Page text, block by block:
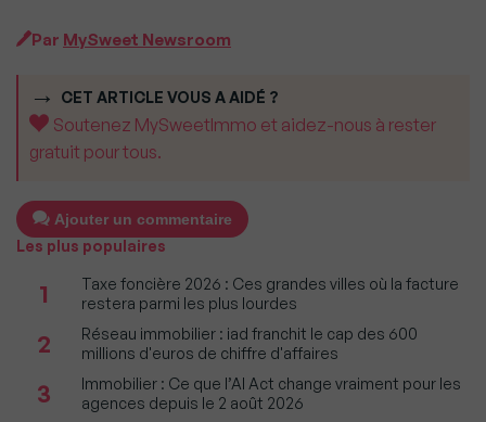
Par MySweet Newsroom
CET ARTICLE VOUS A AIDÉ ?
Soutenez MySweetImmo et aidez-nous à rester
gratuit pour tous.
Ajouter un commentaire
Les plus populaires
1
Taxe foncière 2026 : Ces grandes villes où la facture
restera parmi les plus lourdes
2
Réseau immobilier : iad franchit le cap des 600
millions d'euros de chiffre d'affaires
3
Immobilier : Ce que l’AI Act change vraiment pour les
agences depuis le 2 août 2026